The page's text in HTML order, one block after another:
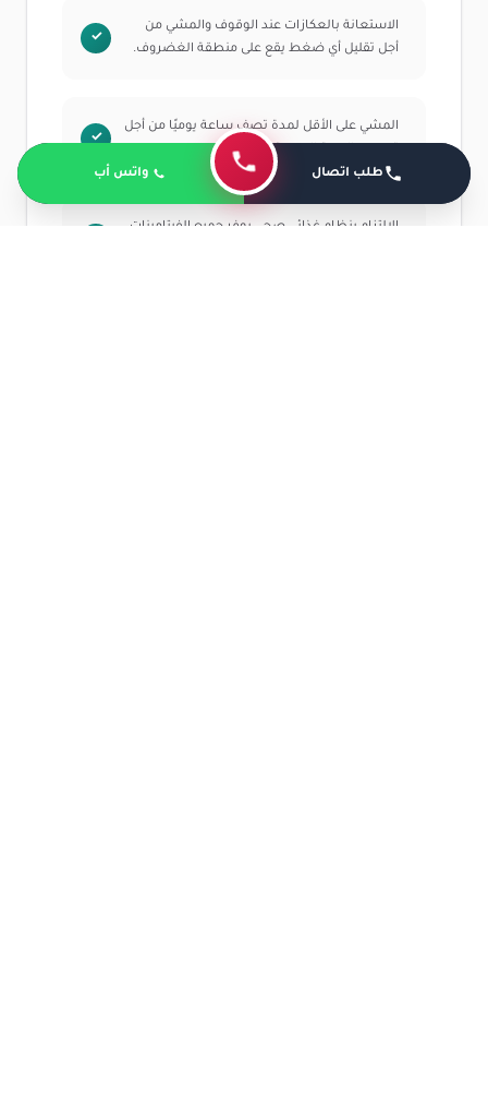
الاستعانة بالعكازات عند الوقوف والمشي من
أجل تقليل أي ضغط يقع على منطقة الغضروف.
المشي على الأقل لمدة تصف ساعة يوميًا من أجل
تحسين الدورة الدموية.
الالتزام بنظام غذائي صحي يوفر جميع الفيتامينات
طلب اتصال واتس أب